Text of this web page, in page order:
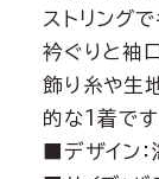
ストリング
衿ぐりと袖
飾り糸や生
的な1着です
■デザイン